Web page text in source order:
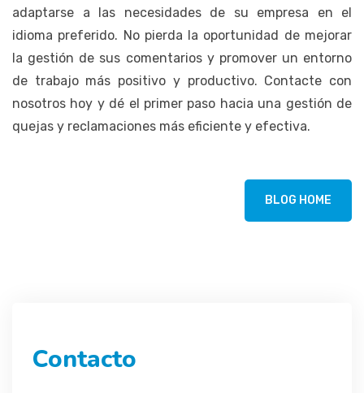
adaptarse a las necesidades de su empresa en el
idioma preferido. No pierda la oportunidad de mejorar
la gestión de sus comentarios y promover un entorno
de trabajo más positivo y productivo. Contacte con
nosotros hoy y dé el primer paso hacia una gestión de
quejas y reclamaciones más eficiente y efectiva.
BLOG HOME
Contacto